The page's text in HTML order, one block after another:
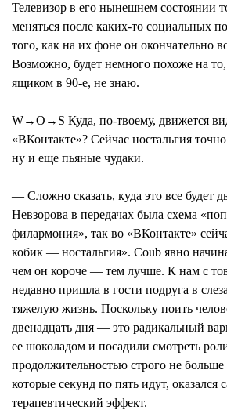
Телевизор в его нынешнем состоянии
меняться после каких-то социальных
того, как на их фоне он окончательно
Возможно, будет немного похоже на
ящиком в 90-е, не знаю.
W→O→S Куда, по-твоему, движется
«ВКонтакте»? Сейчас ностальгия
ну и еще пьяные чудаки.
— Сложно сказать, куда это все будет
Невзорова в передачах была схема
филармония», так во «ВКонтакте»
кобик — ностальгия». Coub явно
чем он короче — тем лучше. К нам с
недавно пришла в гости подруга в
тяжелую жизнь. Поскольку поить
двенадцать дня — это радикальный
ее шоколадом и посадили смотреть
продолжительностью строго не
которые секунд по пять идут,
терапевтический эффект.